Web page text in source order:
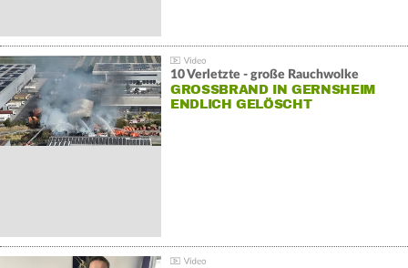
10 Verletzte - große Rauchwolke
GROSSBRAND IN GERNSHEIM E
NDLICH GELÖSCHT